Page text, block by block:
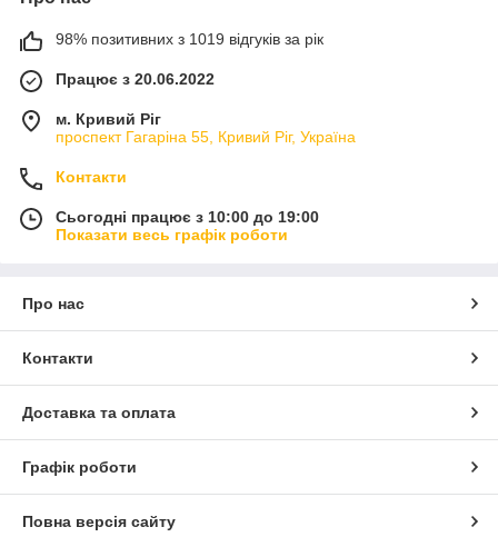
98% позитивних з 1019 відгуків за рік
Працює з 20.06.2022
м. Кривий Ріг
проспект Гагаріна 55, Кривий Ріг, Україна
Контакти
Сьогодні працює з 10:00 до 19:00
Показати весь графік роботи
Про нас
Контакти
Доставка та оплата
Графік роботи
Повна версія сайту